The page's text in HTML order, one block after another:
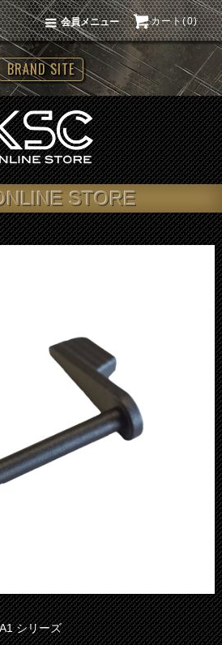
カート(0)
会員メニュー
BRAND SITE
STORE
シリーズ